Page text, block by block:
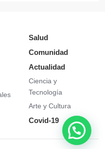
Salud
Comunidad
Actualidad
Ciencia y
Tecnología
Arte y Cultura
Covid-19